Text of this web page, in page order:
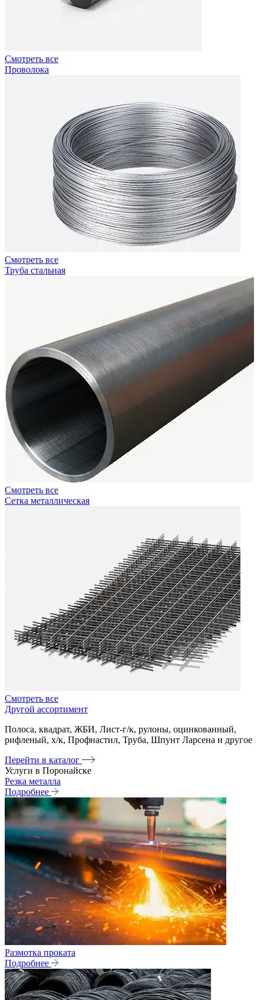
Смотреть все
Проволока
Смотреть все
Труба стальная
Смотреть все
Сетка металлическая
Смотреть все
Другой ассортимент
Полоса, квадрат, ЖБИ, Лист-г/к, рулоны, оцинкованный,
рифленый, х/к, Профнастил, Труба, Шпунт Ларсена и другое
Перейти в каталог
Услуги в Поронайске
Резка металла
Подробнее
Размотка проката
Подробнее